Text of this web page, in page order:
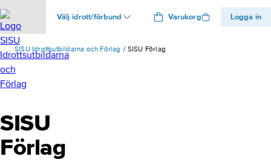
Välj idrott/förbund Varukorg Logga in
SISU Idrottsutbildarna och Förlag SISU Förlag
SISU
Förlag